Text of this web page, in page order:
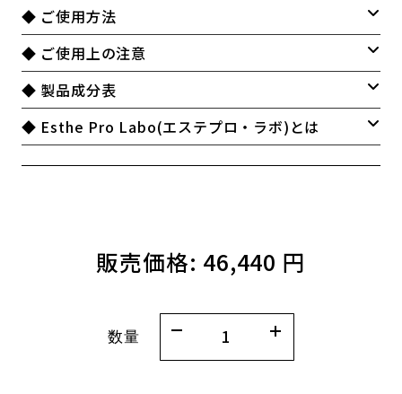
◆ ご使用方法
◆ ご使用上の注意
◆ 製品成分表
◆ Esthe Pro Labo(エステプロ・ラボ)とは
販売価格: 46,440 円
数量